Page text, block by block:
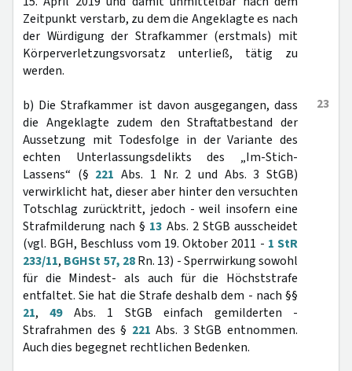
Zeitpunkt verstarb, zu dem die Angeklagte es nach
der Würdigung der Strafkammer (erstmals) mit
Körperverletzungsvorsatz unterließ, tätig zu
werden.
23
b) Die Strafkammer ist davon ausgegangen, dass
die Angeklagte zudem den Straftatbestand der
Aussetzung mit Todesfolge in der Variante des
echten Unterlassungsdelikts des „Im-Stich-
Lassens“ (§ 221 Abs. 1 Nr. 2 und Abs. 3 StGB)
verwirklicht hat, dieser aber hinter den versuchten
Totschlag zurücktritt, jedoch - weil insofern eine
Strafmilderung nach § 13 Abs. 2 StGB ausscheidet
(vgl. BGH, Beschluss vom 19. Oktober 2011 - 1 StR
233/11, BGHSt 57, 28Rn. 13) - Sperrwirkung sowohl
für die Mindest- als auch für die Höchststrafe
entfaltet. Sie hat die Strafe deshalb dem - nach §§
21,49Abs. 1 StGB einfach gemilderten -
Strafrahmen des § 221 Abs. 3 StGB entnommen.
Auch dies begegnet rechtlichen Bedenken.